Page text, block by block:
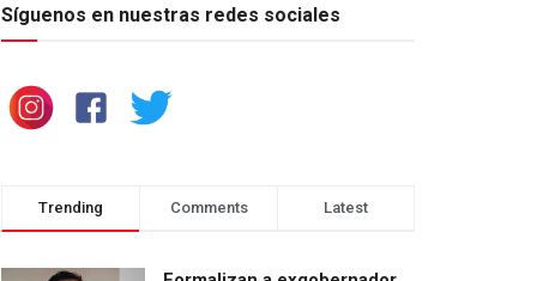
Síguenos en nuestras redes sociales
Trending Comments Latest